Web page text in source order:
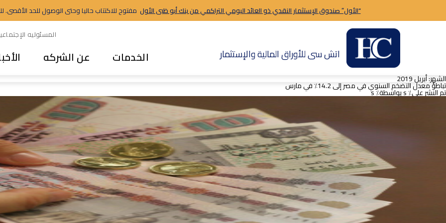
“الأول” صندوق الإستثمار النقدي ذو العائد اليومي التراكمي من بنك أبو ظبى الأول مفتوح للاكتتاب حاليا وحتى الوصول للحد الأقصى.
اتش سى للأوراق المالية والإستثمار
المسئوليه
الخدمات عن الشركه
الشهر:أبريل 2019
تباطؤ معدل التضخم السنوي في مصر إلى 14.2٪ في مارس
تم النشر على٪ s بواسطة٪ s